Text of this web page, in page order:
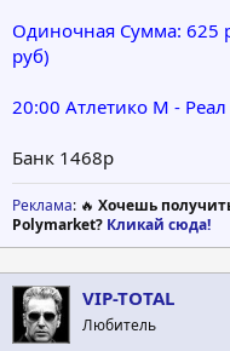
Одиночная Сумма:
руб)
20:00 Атлетико М -
Банк 1468р
Реклама: 🔥 Хочешь
Polymarket? Кликай сюда!
VIP-TOTAL
Любитель